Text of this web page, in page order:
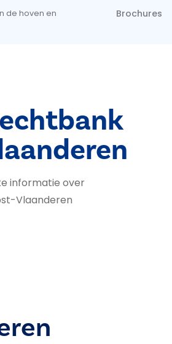
gaan
de hoven en
Brochures
informatie over
Vlaanderen